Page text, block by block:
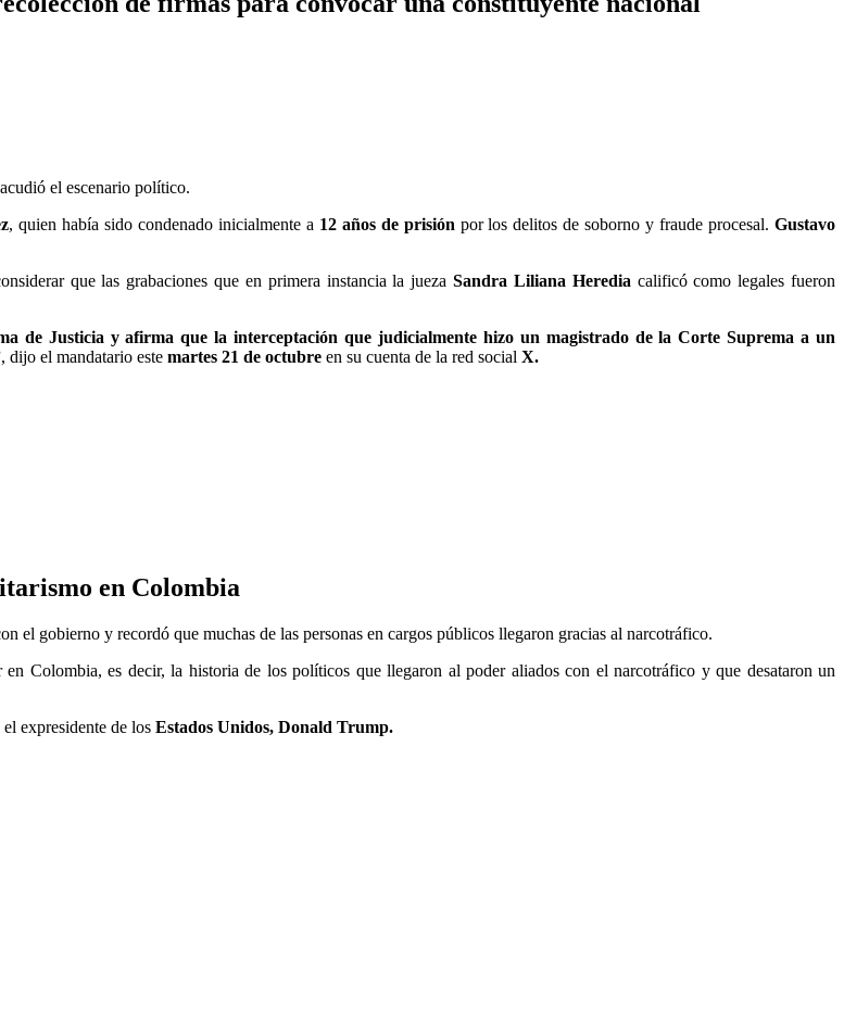
el escenario político.
, quien había sido condenado inicialmente a 12 años de prisión por los delitos de soborno y fraude procesal.Gustavo
que las grabaciones que en primera instancia la juezaSandra Liliana Heredia calificó como legales fueron
de Justicia y afirma que la interceptación que judicialmente hizo un magistrado de la Corte Suprema a un
, dijo el mandatario este martes 21 de octubre en su cuenta de la red social X.
en Colombia
el gobierno y recordó que muchas de las personas en cargos públicos llegaron gracias al narcotráfico.
Colombia, es decir, la historia de los políticos que llegaron al poder aliados con el narcotráfico y que desataron un
expresidente de los Estados Unidos, Donald Trump.